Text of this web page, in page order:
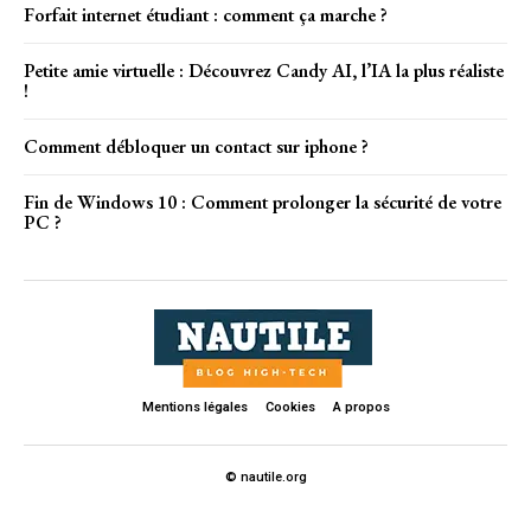
Forfait internet étudiant : comment ça marche ?
Petite amie virtuelle : Découvrez Candy AI, l’IA la plus réaliste
!
Comment débloquer un contact sur iphone ?
Fin de Windows 10 : Comment prolonger la sécurité de votre
PC ?
Mentions légales Cookies A propos
© nautile.org